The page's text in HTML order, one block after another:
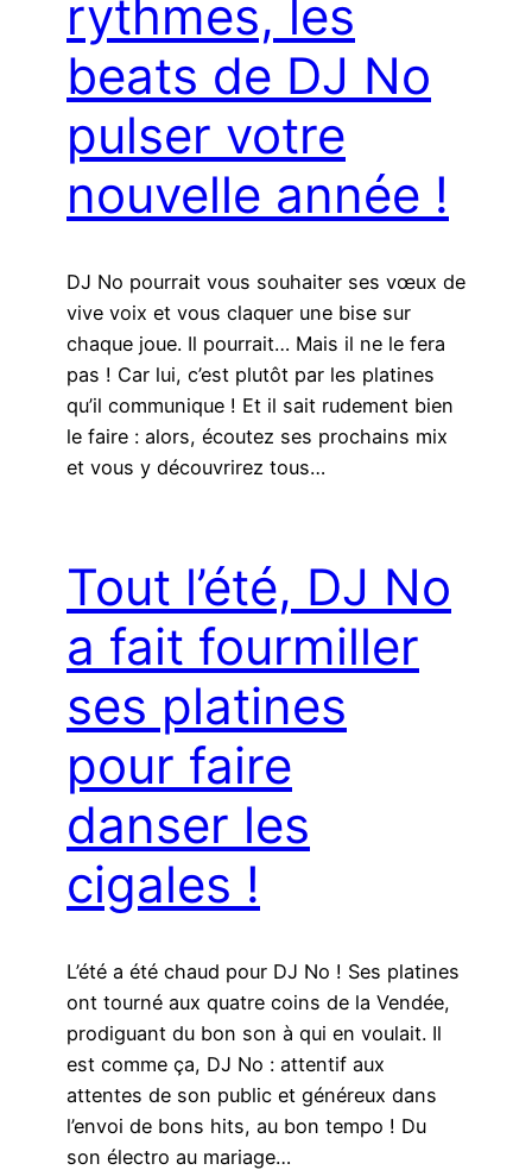
rythmes, les
beats de DJ No
pulser votre
nouvelle année !
DJ No pourrait vous souhaiter ses vœux de
vive voix et vous claquer une bise sur
chaque joue. Il pourrait… Mais il ne le fera
pas ! Car lui, c’est plutôt par les platines
qu’il communique ! Et il sait rudement bien
le faire : alors, écoutez ses prochains mix
et vous y découvrirez tous…
Tout l’été, DJ No
a fait fourmiller
ses platines
pour faire
danser les
cigales !
L’été a été chaud pour DJ No ! Ses platines
ont tourné aux quatre coins de la Vendée,
prodiguant du bon son à qui en voulait. Il
est comme ça, DJ No : attentif aux
attentes de son public et généreux dans
l’envoi de bons hits, au bon tempo ! Du
son électro au mariage…